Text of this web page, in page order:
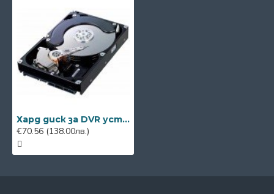
Хард диск за DVR устройство
€70.56 (138.00лв.)